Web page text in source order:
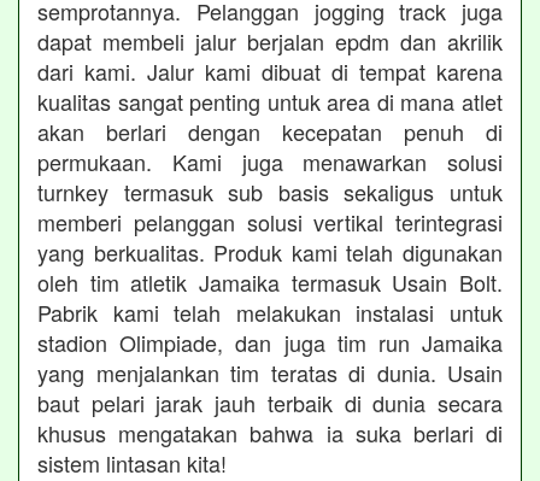
semprotannya. Pelanggan jogging track juga
dapat membeli jalur berjalan epdm dan akrilik
dari kami. Jalur kami dibuat di tempat karena
kualitas sangat penting untuk area di mana atlet
akan berlari dengan kecepatan penuh di
permukaan. Kami juga menawarkan solusi
turnkey termasuk sub basis sekaligus untuk
memberi pelanggan solusi vertikal terintegrasi
yang berkualitas. Produk kami telah digunakan
oleh tim atletik Jamaika termasuk Usain Bolt.
Pabrik kami telah melakukan instalasi untuk
stadion Olimpiade, dan juga tim run Jamaika
yang menjalankan tim teratas di dunia. Usain
baut pelari jarak jauh terbaik di dunia secara
khusus mengatakan bahwa ia suka berlari di
sistem lintasan kita!